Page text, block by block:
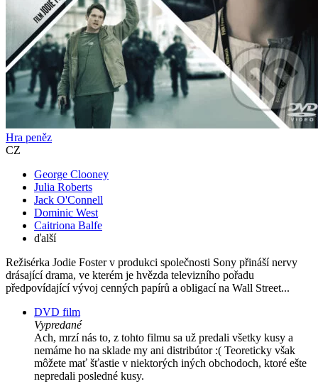
Hra peněz
CZ
George Clooney
Julia Roberts
Jack O'Connell
Dominic West
Caitriona Balfe
ďalší
Režisérka Jodie Foster v produkci společnosti Sony přináší nervy
drásající drama, ve kterém je hvězda televizního pořadu
předpovídající vývoj cenných papírů a obligací na Wall Street...
DVD film
Vypredané
Ach, mrzí nás to, z tohto filmu sa už predali všetky kusy a
nemáme ho na sklade my ani distribútor :( Teoreticky však
môžete mať šťastie v niektorých iných obchodoch, ktoré ešte
nepredali posledné kusy.